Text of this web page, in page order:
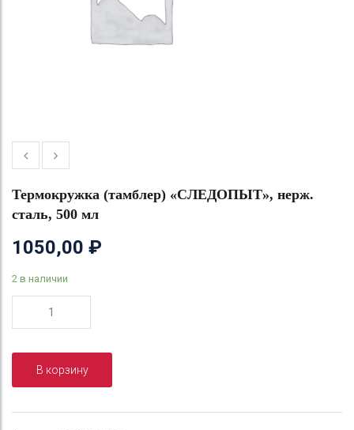
Термокружка (тамблер) «СЛЕДОПЫТ», нерж.
сталь, 500 мл
1050,00 ₽
2 в наличии
(тамблер)
"СЛЕДОПЫТ",
нерж.
В корзину